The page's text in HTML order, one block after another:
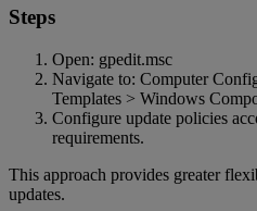
Steps
Open: gpedit.msc
Navigate to: Computer
Templates > Windows
Configure update policies
requirements.
This approach provides greater
updates.